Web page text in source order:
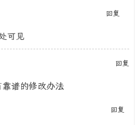
回复
可见
回复
谱的修改办法
回复